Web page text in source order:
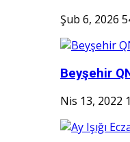
Şub 6, 2026
Beyşehir
Nis 13, 2022